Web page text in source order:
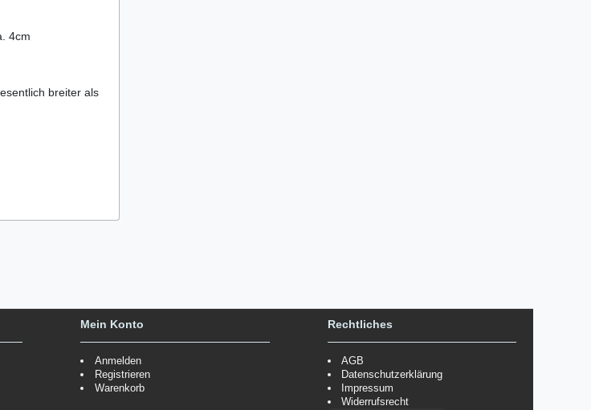
4cm
breiter als
Mein Konto
Anmelden
Registrieren
Warenkorb
Rechtliches
AGB
Datenschutzerklärung
Impressum
Widerrufsrecht